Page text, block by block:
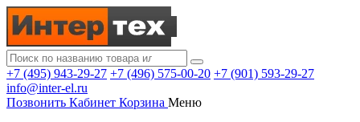
+7 (495) 943-29-27 +7 (496) 575-00-20 +7 (901) 593-29-27
info@inter-el.ru
Позвонить Кабинет Корзина Меню